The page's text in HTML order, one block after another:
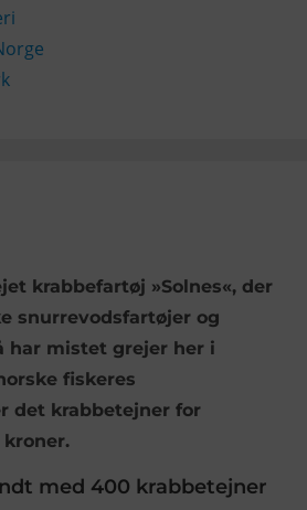
krabbefartøj »Solnes«, der
snurrevodsfartøjer og
har mistet grejer her i
fiskeres
det krabbetejner for
med 400 krabbetejner